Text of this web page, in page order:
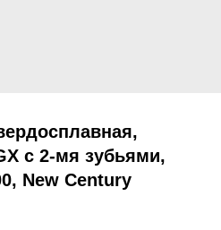
c 2-мя зубьями,
New Century